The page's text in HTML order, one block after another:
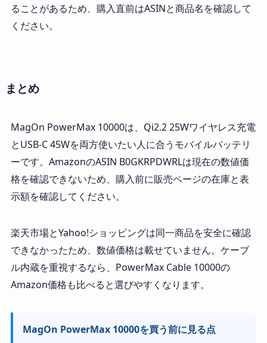
ることがあるため、購入直前はASINと商品名を確認して
ください。
まとめ
MagOn PowerMax 10000は、Qi2.2 25Wワイヤレス充電
とUSB-C 45Wを両方使いたい人に合うモバイルバッテリ
ーです。AmazonのASIN B0GKRPDWRLは現在の数値価
格を確認できないため、購入前に販売ページの在庫と表
示額を確認してください。
楽天市場とYahoo!ショッピングは同一商品を安全に確認
できなかったため、数値価格は載せていません。ケーブ
ル内蔵を重視するなら、PowerMax Cable 10000の
Amazon価格も比べると選びやすくなります。
MagOn PowerMax 10000を買う前に見る点